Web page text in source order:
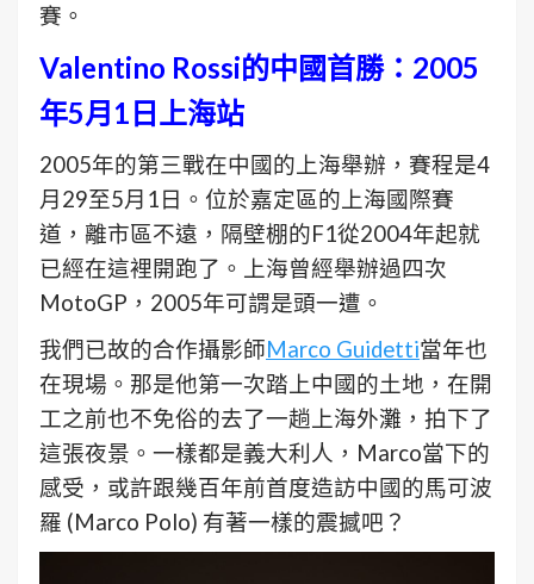
賽。
Valentino Rossi的中國首勝：2005
年5月1日上海站
2005年的第三戰在中國的上海舉辦，賽程是4
月29至5月1日。 位於嘉定區的上海國際賽
道，離市區不遠，隔壁棚的F1從2004年起就
已經在這裡開跑了。上海曾經舉辦過四次
MotoGP，2005年可謂是頭一遭。
我們已故的合作攝影師Marco Guidetti當年也
在現場。那是他第一次踏上中國的土地，在開
工之前也不免俗的去了一趟上海外灘，拍下了
這張夜景。一樣都是義大利人，Marco當下的
感受，或許跟幾百年前首度造訪中國的馬可波
羅 (Marco Polo) 有著一樣的震撼吧？